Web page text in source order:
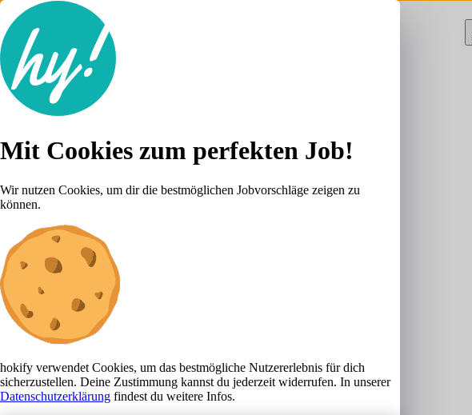
Lebenslauf
Anmelden
K
NAVIGATION
Mit Cookies zum perfekten Job!
Wir nutzen Cookies, um dir die bestmöglichen Jobvorschläge zeigen zu
können.
hokify verwendet Cookies, um das bestmögliche Nutzererlebnis für dich
sicherzustellen. Deine Zustimmung kannst du jederzeit widerrufen. In unserer
Datenschutzerklärung findest du weitere Infos.